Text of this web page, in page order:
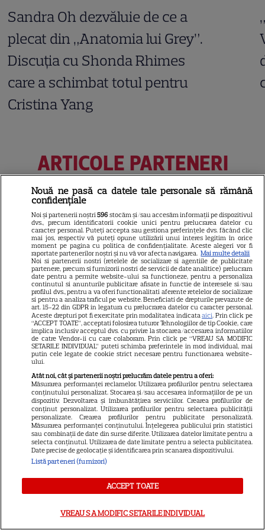
Sandra Oh dezvăluie de ce a
plecat din „Anatomia lui Grey”.
Discuția cu Shonda Rhimes
care a schimbat totul pentru
Cristina Yang
ARTICOLE PARTENERI
Horoscop Urania | Previziuni
astrologice pentru perioada 1 –
7 august 2026. Venus va intra
în zodia Balanței
Ulei de perilla – ce este și ce
beneficii are
Cum poate fi consumat
ghimbirul
Ce este decoctul, cum se
Nouă ne pasă ca datele tale personale să rămână
confidențiale
Noi și partenerii noștri596 stocăm și/sau accesăm informații pe dispozitivul
dvs., precum identificatorii cookie unici pentru prelucrarea datelor cu
caracter personal. Puteți accepta sau gestiona preferințele dvs. făcând clic
mai jos, respectiv vă puteți opune utilizării unui interes legitim în orice
moment pe pagina cu politica de confidențialitate. Aceste alegeri vor fi
raportate partenerilor noștri și nu vă vor afecta navigarea. Mai multe detalii
Noi si partenerii nostri (retelele de socializare si agentiile de publicitate
partenere, precum si furnizorii nostri de servicii de date analitice) prelucram
date pentru a permite website-ului sa functioneze, pentru a personaliza
continutul si anunturile publicitare afisate in functie de interesele si/sau
profilul dvs., pentru a va oferi functionalitati aferente retelelor de socializare
si pentru a analiza traficul pe website. Beneficiati de drepturile prevazute de
art. 15-22 din GDPR in legatura cu prelucrarea datelor cu caracter personal.
Aceste drepturi pot fi exercitate prin modalitatea indicataaici. Prin click pe
“ACCEPT TOATE”, acceptati folosirea tuturor Tehnologiilor de tip Cookie, care
implica inclusiv acceptul dvs. cu privire la stocarea/accesarea informatiilor
de catre Vendor-ii cu care colaboram. Prin click pe “VREAU SA MODIFIC
SETARILE INDIVIDUAL” puteti schimba preferintele in mod individual, mai
putin cele legate de cookie strict necesare pentru functionarea website-
ului.
Atât noi, cât și partenerii noștri prelucrăm datele pentru a oferi:
Măsurarea performanței reclamelor. Utilizarea profilurilor pentru selectarea
conținutului personalizat. Stocarea și/sau accesarea informațiilor de pe un
dispozitiv. Dezvoltarea și îmbunătățirea serviciilor. Crearea profilurilor de
conținut personalizat. Utilizarea profilurilor pentru selectarea publicității
personalizate. Crearea profilurilor pentru publicitate personalizată.
Măsurarea performanței conținutului. Înțelegerea publicului prin statistici
sau combinații de date din surse diferite. Utilizarea datelor limitate pentru a
selecta conținutul. Utilizarea de date limitate pentru a selecta publicitatea.
Date precise de geolocație și identificarea prin scanarea dispozitivului.
Listă parteneri (furnizori)
ACCEPT TOATE
VREAU SA MODIFIC SETARILE INDIVIDUAL